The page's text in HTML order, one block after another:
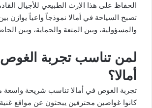
الحفاظ على هذا الإرث الطبيعي للأجيال
تصبح السياحة في أمالا نموذجاً واعياً يوازن
والمسؤولية، وبين المتعة والحماية، وبين
لمن تناسب تجربة
أمالا؟
تجربة الغوص في أمالا تناسب شريحة واسعة
كانوا غواصين محترفين يبحثون عن مواقع غنية